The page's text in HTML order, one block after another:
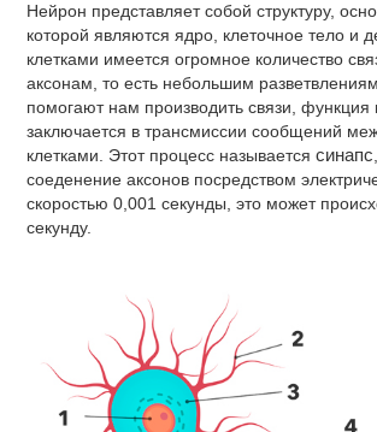
Нейрон представляет собой структуру,
которой являются ядро, клеточное тело и
клетками имеется огромное количество
аксонам, то есть небольшим
помогают нам производить связи, функция
заключается в трансмиссии сообщений
клетками. Этот процесс называетсясинапс
соеденение аксонов посредством
скоростью 0,001 секунды, это может
секунду.